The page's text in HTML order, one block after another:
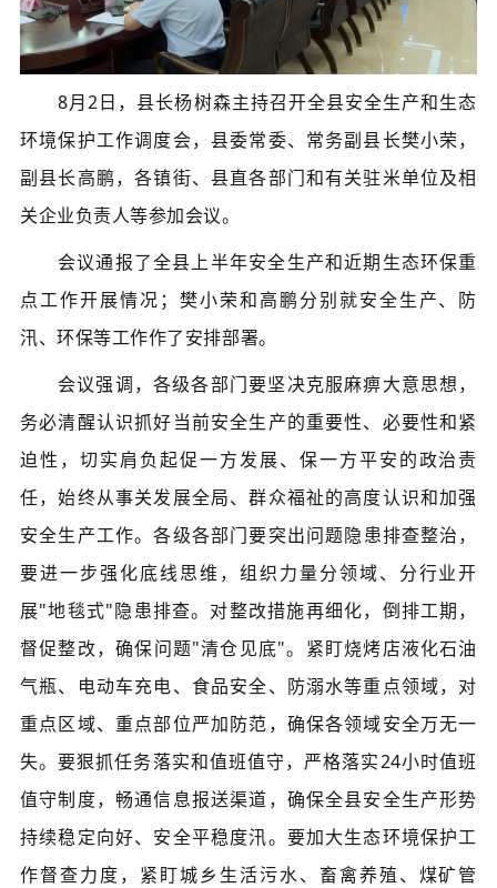
8月2日，县长杨树森主持召开全县安全生产和生态
环境保护工作调度会，县委常委、常务副县长樊小荣，
副县长高鹏，各镇街、县直各部门和有关驻米单位及相
关企业负责人等参加会议。
会议通报了全县上半年安全生产和近期生态环保重
点工作开展情况；樊小荣和高鹏分别就安全生产、防
汛、环保等工作作了安排部署。
会议强调，各级各部门要坚决克服麻痹大意思想，
务必清醒认识抓好当前安全生产的重要性、必要性和紧
迫性，切实肩负起促一方发展、保一方平安的政治责
任，始终从事关发展全局、群众福祉的高度认识和加强
安全生产工作。各级各部门要突出问题隐患排查整治，
要进一步强化底线思维，组织力量分领域、分行业开
展"地毯式"隐患排查。对整改措施再细化，倒排工期，
督促整改，确保问题"清仓见底"。紧盯烧烤店液化石油
气瓶、电动车充电、食品安全、防溺水等重点领域，对
重点区域、重点部位严加防范，确保各领域安全万无一
失。要狠抓任务落实和值班值守，严格落实24小时值班
值守制度，畅通信息报送渠道，确保全县安全生产形势
持续稳定向好、安全平稳度汛。要加大生态环境保护工
作督查力度，紧盯城乡生活污水、畜禽养殖、煤矿管